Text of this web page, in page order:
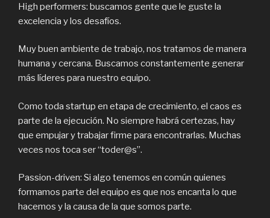
High performers: buscamos gente que le guste la
excelencia y los desafíos.
Muy buen ambiente de trabajo, nos tratamos de manera
humana y cercana. Buscamos constantemente generar
más líderes para nuestro equipo.
Como toda startup en etapa de crecimiento, el caos es
parte de la ejecución. No siempre habrá certezas, hay
que empujar y trabajar firme para encontrarlas. Muchas
veces nos toca ser “toder@s”.
Passion-driven: Si algo tenemos en común quienes
formamos parte del equipo es que nos encanta lo que
hacemos y la causa de la que somos parte.